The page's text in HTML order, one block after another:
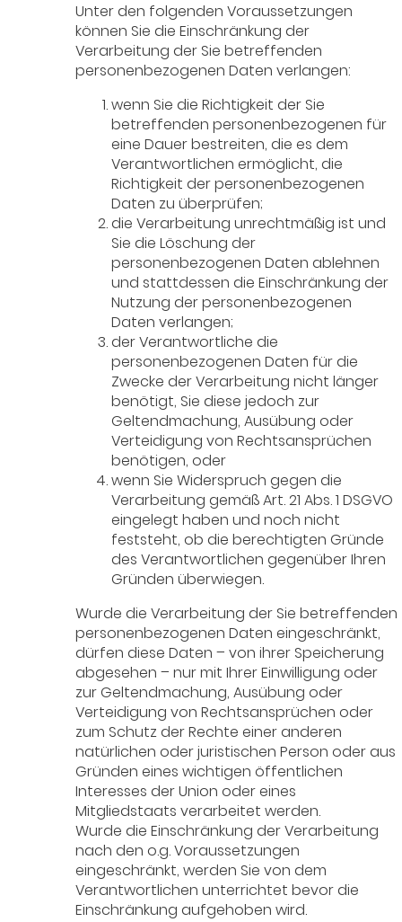
Unter den folgenden Voraussetzungen
können Sie die Einschränkung der
Verarbeitung der Sie betreffenden
personenbezogenen Daten verlangen:
wenn Sie die Richtigkeit der Sie
betreffenden personenbezogenen für
eine Dauer bestreiten, die es dem
Verantwortlichen ermöglicht, die
Richtigkeit der personenbezogenen
Daten zu überprüfen;
die Verarbeitung unrechtmäßig ist und
Sie die Löschung der
personenbezogenen Daten ablehnen
und stattdessen die Einschränkung der
Nutzung der personenbezogenen
Daten verlangen;
der Verantwortliche die
personenbezogenen Daten für die
Zwecke der Verarbeitung nicht länger
benötigt, Sie diese jedoch zur
Geltendmachung, Ausübung oder
Verteidigung von Rechtsansprüchen
benötigen, oder
wenn Sie Widerspruch gegen die
Verarbeitung gemäß Art. 21 Abs. 1 DSGVO
eingelegt haben und noch nicht
feststeht, ob die berechtigten Gründe
des Verantwortlichen gegenüber Ihren
Gründen überwiegen.
Wurde die Verarbeitung der Sie betreffenden
personenbezogenen Daten eingeschränkt,
dürfen diese Daten – von ihrer Speicherung
abgesehen – nur mit Ihrer Einwilligung oder
zur Geltendmachung, Ausübung oder
Verteidigung von Rechtsansprüchen oder
zum Schutz der Rechte einer anderen
natürlichen oder juristischen Person oder aus
Gründen eines wichtigen öffentlichen
Interesses der Union oder eines
Mitgliedstaats verarbeitet werden.
Wurde die Einschränkung der Verarbeitung
nach den o.g. Voraussetzungen
eingeschränkt, werden Sie von dem
Verantwortlichen unterrichtet bevor die
Einschränkung aufgehoben wird.